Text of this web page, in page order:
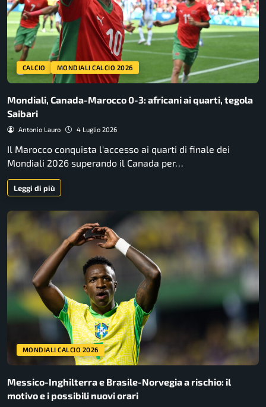
CALCIO MONDIALI CALCIO 2026
Mondiali, Canada-Marocco 0-3: africani ai quarti, tegola
Saibari
Antonio Lauro 4 Luglio 2026
Il Marocco conquista l'accesso ai quarti di finale dei
Mondiali 2026 superando il Canada per…
Leggi di più
MONDIALI CALCIO 2026
Messico-Inghilterra e Brasile-Norvegia a rischio: il
motivo e i possibili nuovi orari